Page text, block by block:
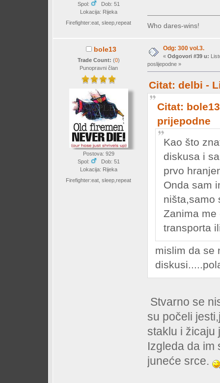
Spol:
Dob: 51
Lokacija: Rijeka
Firefighter:eat, sleep,repeat
Who dares-wins!
bole13
Trade Count: (0)
Punopravni član
Postova: 929
Spol:
Dob: 51
Lokacija: Rijeka
Firefighter:eat, sleep,repeat
Odg: 300 vol.3.
« Odgovori #39 u:
poslijepodne »
Citat: delbi -
Citat:
prijepodne
Kao što
diskusa i
prvo
Onda sam
ništa,samo
Zanima me
transporta
mislim da se
Stvarno se
su počeli
staklu i žicaju
Izgleda da im
juneće srce.